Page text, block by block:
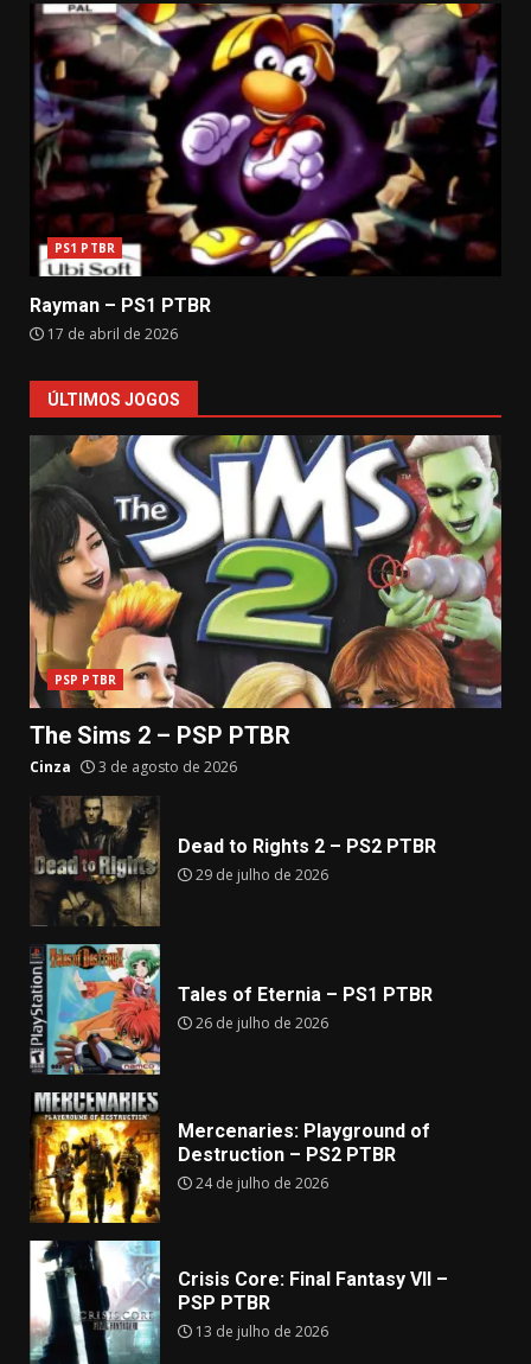
PS1 PTBR
Rayman – PS1 PTBR
17 de abril de 2026
ÚLTIMOS JOGOS
PSP PTBR
The Sims 2 – PSP PTBR
Cinza 3 de agosto de 2026
Dead to Rights 2 – PS2 PTBR
29 de julho de 2026
Tales of Eternia – PS1 PTBR
26 de julho de 2026
Mercenaries: Playground of
Destruction – PS2 PTBR
24 de julho de 2026
Crisis Core: Final Fantasy VII –
PSP PTBR
13 de julho de 2026